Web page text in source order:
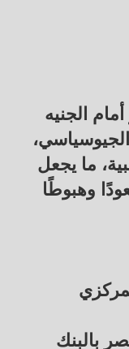
الجنيه
ما يجعل
وهبوطًا
بالبنك